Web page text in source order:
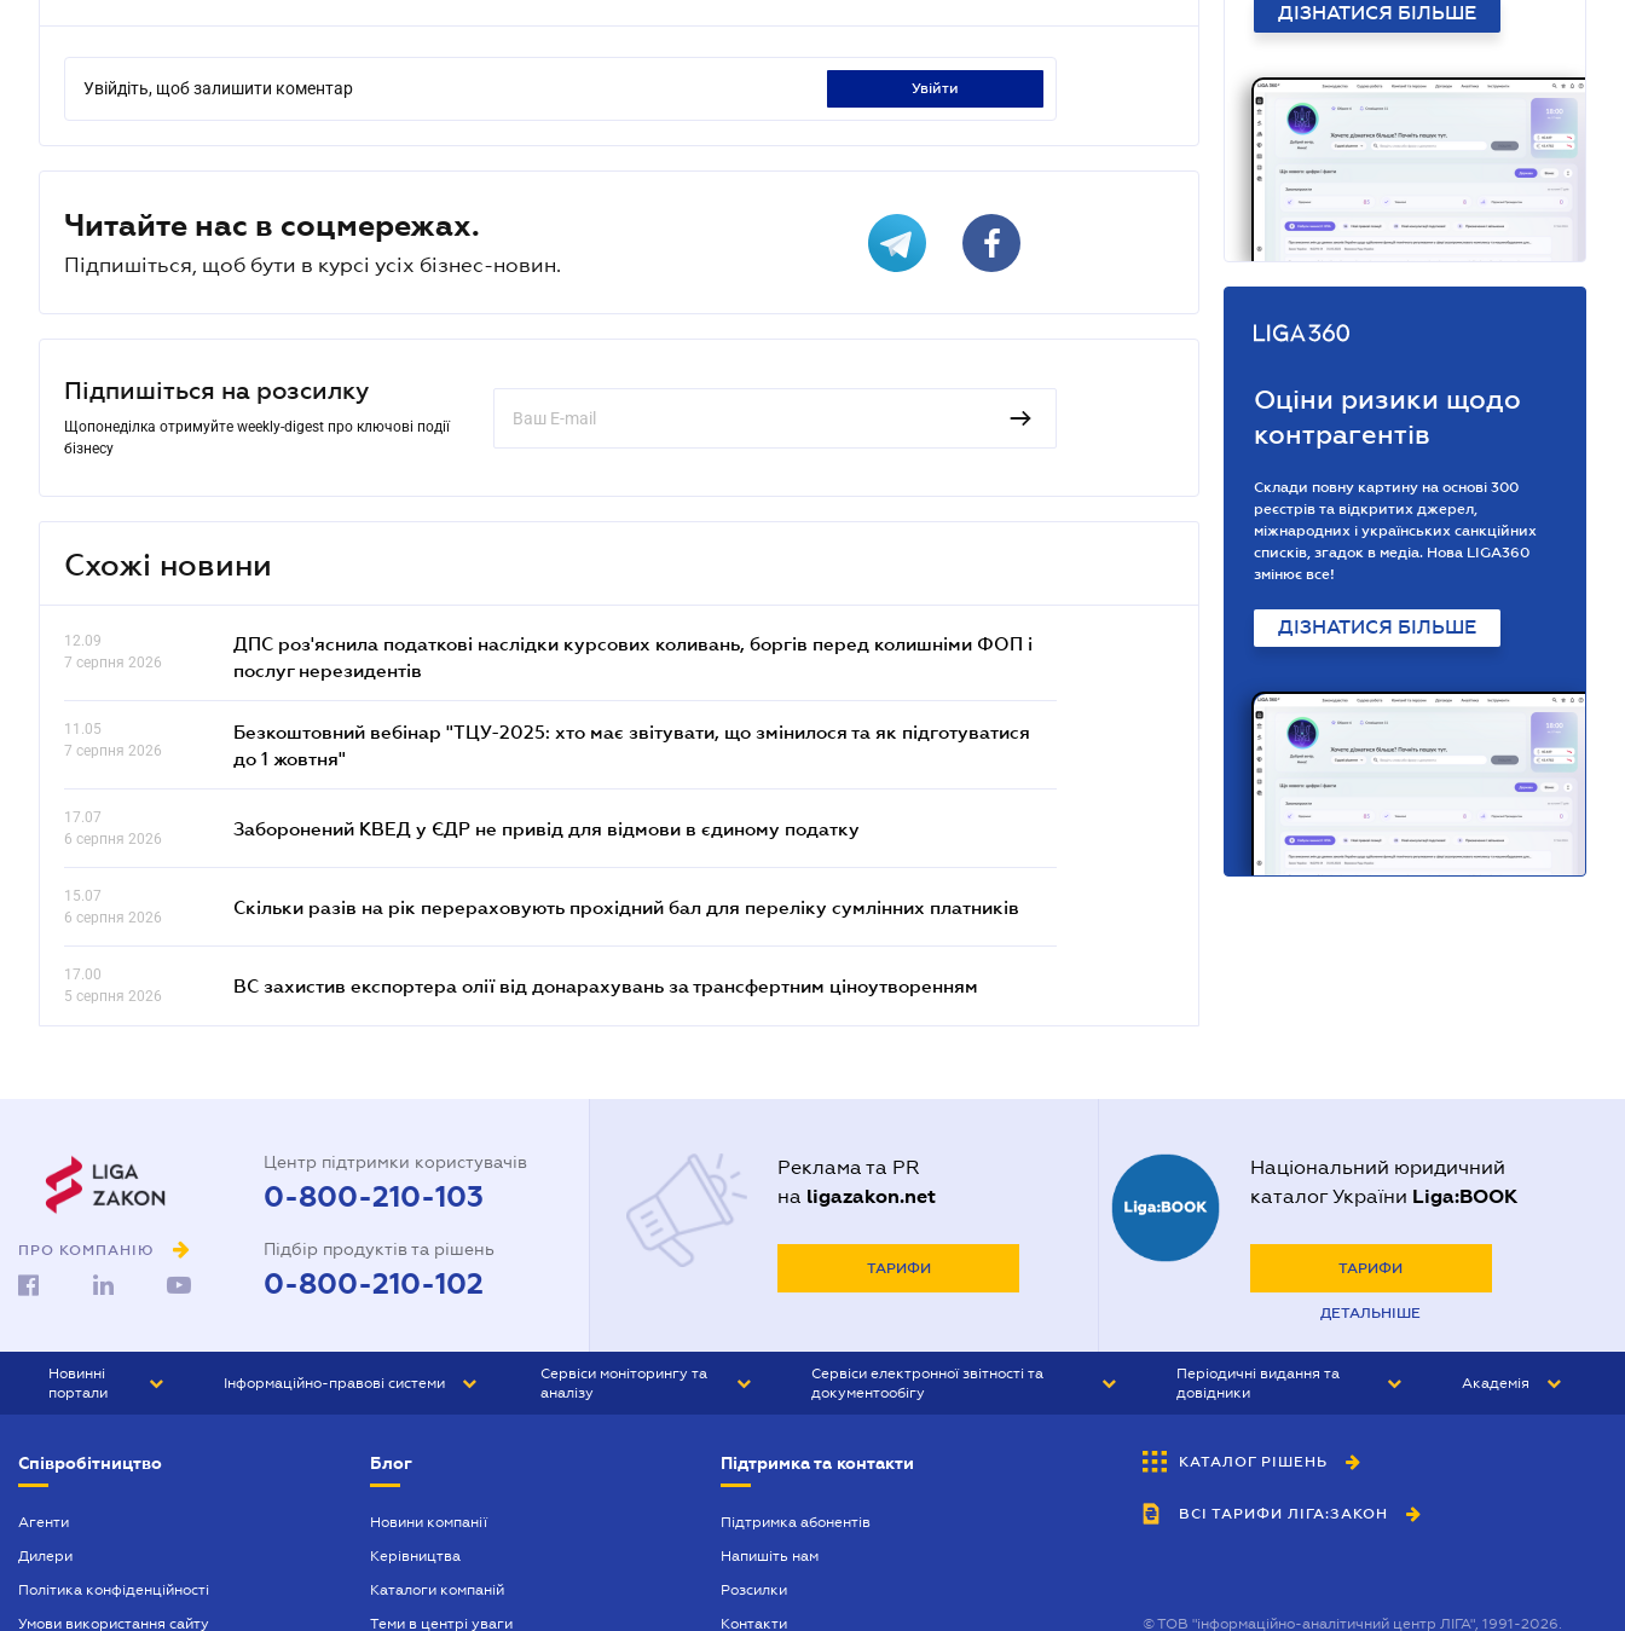
Увійдіть, щоб залишити коментар увійти
Читайте нас в соцмережах.
Підпишіться, щоб бути в курсі усіх бізнес-новин.
Підпишіться на розсилку
Щопонеділка отримуйте weekly-digest про ключові події
бізнесу
Схожі новини
12.09
7 серпня 2026
ДПС роз'яснила податкові наслідки курсових коливань, боргів перед колишніми ФОП і
послуг нерезидентів
11.05
7 серпня 2026
Безкоштовний вебінар "ТЦУ-2025: хто має звітувати, що змінилося та як підготуватися
до 1 жовтня"
17.07
6 серпня 2026
Заборонений КВЕД у ЄДР не привід для відмови в єдиному податку
15.07
6 серпня 2026
Скільки разів на рік перераховують прохідний бал для переліку сумлінних платників
17.00
5 серпня 2026
ВС захистив експортера олії від донарахувань за трансфертним ціноутворенням
ДІЗНАТИСЯ БІЛЬШЕ
Оціни ризики щодо
контрагентів
Склади повну картину на основі 300
реєстрів та відкритих джерел,
міжнародних і українських санкційних
списків, згадок в медіа. Нова LIGA360
змінює все!
ДІЗНАТИСЯ БІЛЬШЕ
ПРО КОМПАНІЮ
Центр підтримки користувачів
0-800-210-103
Підбір продуктів та рішень
0-800-210-102
Реклама та PR
на ligazakon.net
ТАРИФИ
Національний юридичний
каталог України Liga:BOOK
ТАРИФИ
ДЕТАЛЬНІШЕ
Новинні
портали
БІЗНЕС
Інформаційно-правові системи
БУХГАЛТЕР ПРОФ
Сервіси моніторингу та
аналізу
Сервіси електронної звітності та
документообігу
Періодичні видання та
довідники
БУХГАЛТЕР&ЗАКОН
ВІСНИК МСФЗ
Академія
Співробітництво
Агенти
Дилери
Політика конфіденційності
Умови використання сайту
Блог
Новини компанії
Керівництва
Каталоги компаній
Теми в центрі уваги
Підтримка та контакти
Підтримка абонентів
Напишіть нам
Розсилки
Контакти
КАТАЛОГ РІШЕНЬ
ВСІ ТАРИФИ ЛІГА:ЗАКОН
©ТОВ "інформаційно-аналітичний центр ЛІГА", 1991-2026.